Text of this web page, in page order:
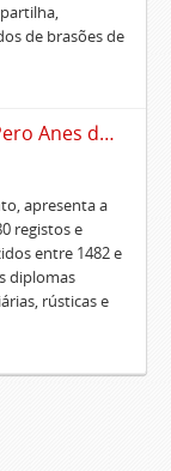
de brasões de
Tombo de Escrituras de Pero Anes do Canto
apresenta a
registos e
entre 1482 e
diplomas
rústicas e